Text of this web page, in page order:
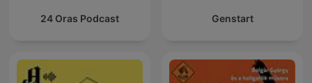
24 Oras Podcast Genstart